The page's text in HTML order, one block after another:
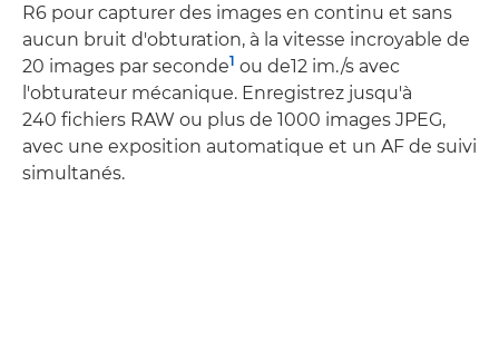
R6 pour capturer des images en continu et sans
aucun bruit d'obturation, à la vitesse incroyable de
20 images par seconde1 ou de12 im./s avec
l'obturateur mécanique. Enregistrez jusqu'à
240 fichiers RAW ou plus de 1000 images JPEG,
avec une exposition automatique et un AF de suivi
simultanés.